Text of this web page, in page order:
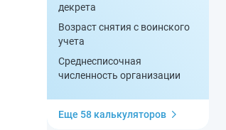
декрета
Возраст снятия с воинского
учета
Среднесписочная
численность организации
Еще 58 калькуляторов